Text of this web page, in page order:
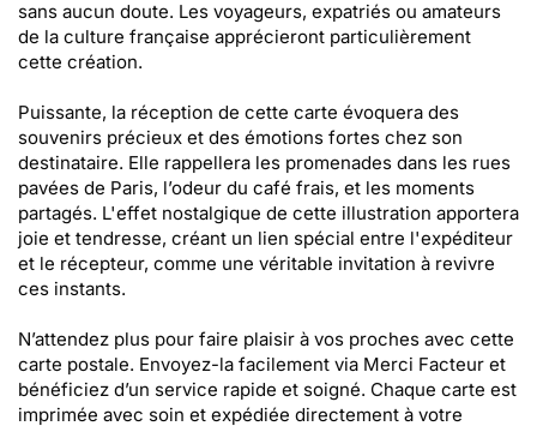
sans aucun doute. Les voyageurs, expatriés ou amateurs
de la culture française apprécieront particulièrement
cette création.
Puissante, la réception de cette carte évoquera des
souvenirs précieux et des émotions fortes chez son
destinataire. Elle rappellera les promenades dans les rues
pavées de Paris, l’odeur du café frais, et les moments
partagés. L'effet nostalgique de cette illustration apportera
joie et tendresse, créant un lien spécial entre l'expéditeur
et le récepteur, comme une véritable invitation à revivre
ces instants.
N’attendez plus pour faire plaisir à vos proches avec cette
carte postale. Envoyez-la facilement via Merci Facteur et
bénéficiez d’un service rapide et soigné. Chaque carte est
imprimée avec soin et expédiée directement à votre